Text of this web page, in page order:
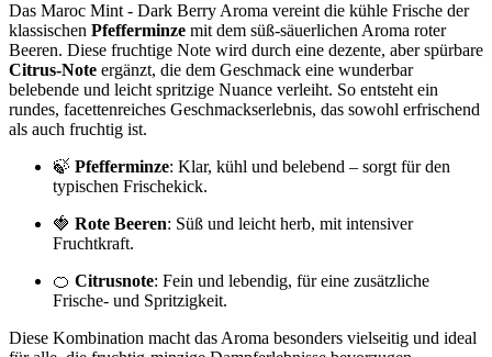
Das Maroc Mint - Dark Berry Aroma vereint die kühle Frische der
klassischen Pfefferminze mit dem süß-säuerlichen Aroma roter
Beeren. Diese fruchtige Note wird durch eine dezente, aber spürbare
Citrus-Note ergänzt, die dem Geschmack eine wunderbar
belebende und leicht spritzige Nuance verleiht. So entsteht ein
rundes, facettenreiches Geschmackserlebnis, das sowohl erfrischend
als auch fruchtig ist.
🍃 Pfefferminze: Klar, kühl und belebend – sorgt für den
typischen Frischekick.
🍓 Rote Beeren: Süß und leicht herb, mit intensiver
Fruchtkraft.
🍊 Citrusnote: Fein und lebendig, für eine zusätzliche
Frische- und Spritzigkeit.
Diese Kombination macht das Aroma besonders vielseitig und ideal